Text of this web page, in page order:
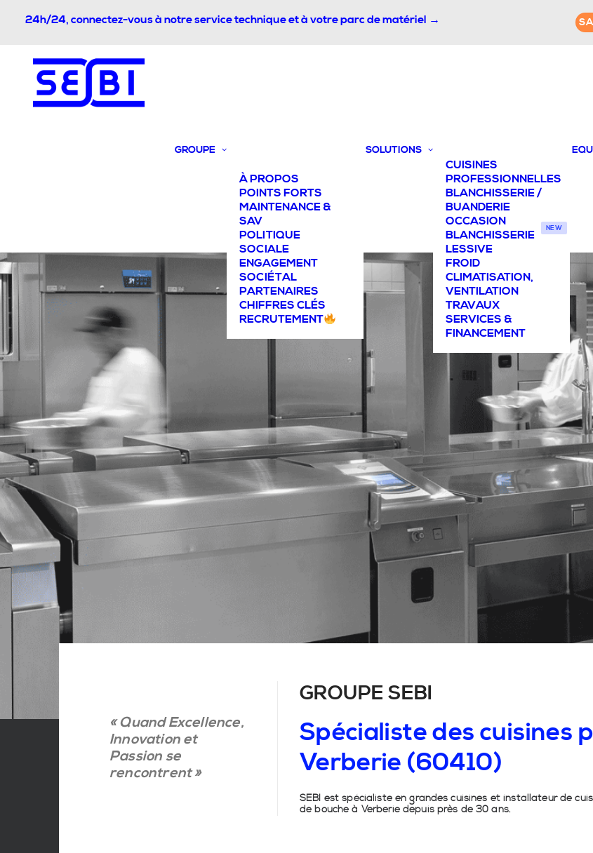
24h/24, connectez-vous à notre service technique et à votre parc de matériel →
GROUPE
À PROPOS
POINTS FORTS
MAINTENANCE &
SAV
POLITIQUE
SOCIALE
ENGAGEMENT
SOCIÉTAL
PARTENAIRES
CHIFFRES CLÉS
RECRUTEMENT
SOLUTIONS
CUISINES
PROFESSIONNELLES
BLANCHISSERIE /
BUANDERIE
OCCASION
BLANCHISSERIE
NEW
LESSIVE
FROID
CLIMATISATION,
VENTILATION
TRAVAUX
SERVICES &
FINANCEMENT
« Quand Excellence,
Innovation et
Passion se
rencontrent »
GROUPE SEBI
Spécialistedes cuisines
Verberie (60410)
SEBI est spécialiste en grandes cuisines et installateur de
de bouche à Verberie depuis près de 30 ans.